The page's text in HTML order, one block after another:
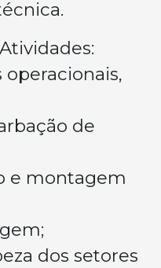
operacionais,
de
e montagem
dos setores